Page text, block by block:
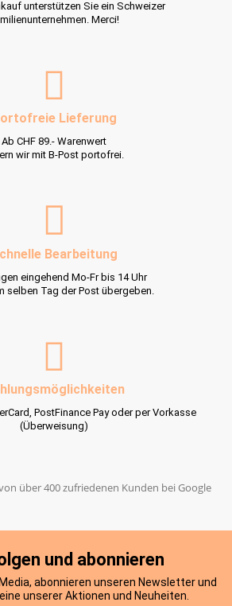
unterstützen Sie ein Schweizer
Merci!
Lieferung
Ab CHF 89.- Warenwert
wir mit B-Post portofrei.
Bearbeitung
eingehend Mo-Fr bis 14 Uhr
selben Tag der Post übergeben.
PostFinance Pay oder per Vorkasse
(Überweisung)
über 400 zufriedenen Kunden bei Google
und abonnieren
abonnieren unseren Newsletter und
unserer Aktionen und Neuheiten.